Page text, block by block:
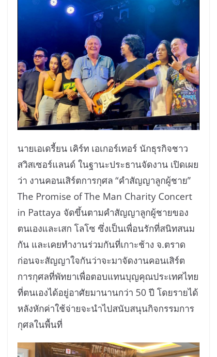
นายเอเดรี้ยน เคิร์ท เอเกอร์เทอร์ นักธุรกิจชาว
สวิสเซอร์แลนด์ ในฐานะประธานจัดงาน เปิดเผย
ว่า งานคอนเสิร์ตการกุศล “คำสัญญาลูกผู้ชาย”
The Promise of The Man Charity Concert
in Pattaya จัดขึ้นตามคำสัญญาลูกผู้ชายของ
ตนเองและเสก โลโซ ซึ่งเป็นเพื่อนรักที่สนิทสนม
กัน และเคยทำงานร่วมกันที่เกาะช้าง จ.ตราด
ก่อนจะสัญญาใจกันว่าจะมาจัดงานคอนเสิร์ต
การกุศลที่พัทยาเพื่อตอบแทนบุญคุณประเทศไทย
ที่ตนเองได้อยู่อาศัยมานานกว่า 50 ปี โดยรายได้
หลังหักค่าใช้จ่ายจะนำไปสนับสนุนกิจกรรมการ
กุศลในพื้นที่